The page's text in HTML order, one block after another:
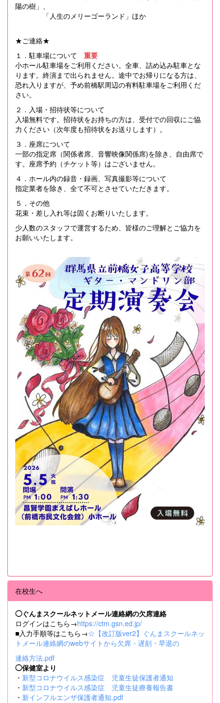
陽の樹」、
「人生のメリーゴーランド」ほか
★ご連絡★
１．駐車場について 重要
小ホール駐車場をご利用ください。全車、詰め込み駐車とな
ります。終演まで出られません。途中でお帰りになる方は、
恐れ入りますが、予め前橋駅周辺の有料駐車場をご利用くだ
さい。
２．入場・招待状等について
入場無料です。招待状をお持ちの方は、受付での回収にご協
力ください（次年度も招待状をお送りします）。
３．座席について
一部の指定席（関係者席、音響映像関係席)を除き、自由席で
す。座席予約（チケット等）はございません。
４．ホール内の録音・録画、写真撮影等について
指定業者を除き、全て不可とさせていただきます。
５．その他
花束・差し入れ等は固くお断りいたします。
少人数のスタッフで運営するため、皆様のご理解とご協力を
お願いいたします。
在校生へ
◯ぐんまスクールネットメール連絡網の欠席連絡
ログインはこちら→https://ctm.gsn.ed.jp/
■入力手順等はこちら→☆【改訂版ver2】ぐんまスクールネッ
トメール連絡網のwebサイトから欠席・遅刻・早退の
連絡方法.pdf
◯保健室より
・ 新型コロナウイルス感染症 児童生徒保護者通知
・ 新型コロナウイルス感染症 児童生徒療養報告書
・ 新インフルエンザ保護者通知.pdf